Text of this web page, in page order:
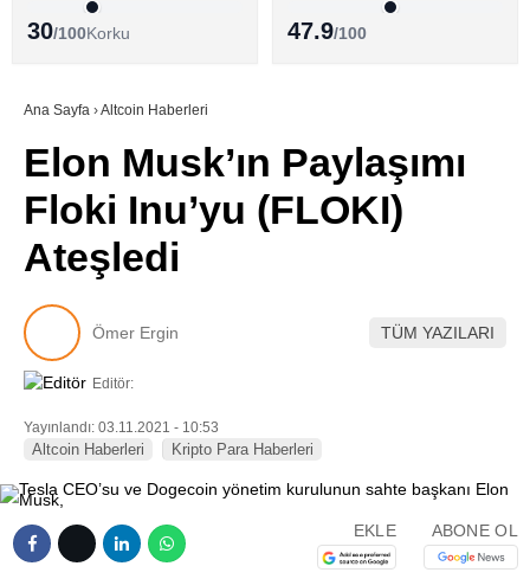
Youtube
TikTok
ALTCOİN HABERLERİ
SÖZLÜK
30/100Korku 47.9/100
Ana Sayfa ›Altcoin Haberleri
Elon Musk’ın Paylaşımı
Floki Inu’yu (FLOKI)
Ateşledi
Ömer Ergin TÜM YAZILARI
Editör:
Yayınlandı: 03.11.2021 - 10:53
Altcoin Haberleri Kripto Para Haberleri
EKLE ABONE OL